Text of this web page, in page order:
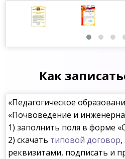
Как
«Педагогическое
«Почвоведение и
1) заполнить поля в форме
2) скачать типовой договор
реквизитами, подписать и